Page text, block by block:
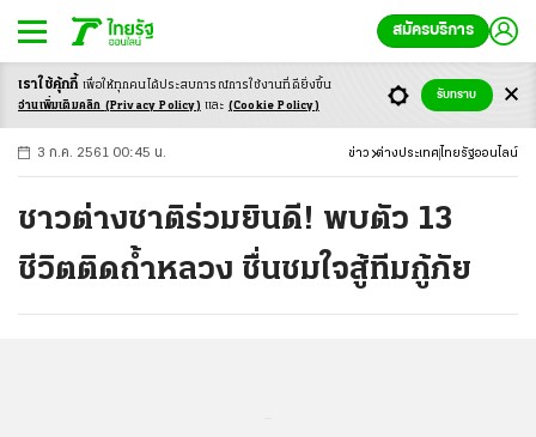
สมัครบริการ
-ก ก ก+
3 ก.ค. 2561 00:45 น. ข่าว ต่างประเทศ ไทยรัฐออนไลน์
ชาวต่างชาติร่วมยินดี! พบตัว 13
ชีวิตติดถ้ำหลวง ชื่นชมใจสู้ทีมกู้ภัย
เราใช้คุ้กกี้ เพื่อให้ทุกคนได้ประสบการณ์การใช้งานที่ดียิ่งขึ้น
อ่านเพิ่มเติมคลิก (Privacy Policy) และ (Cookie Policy)
รับทราบ